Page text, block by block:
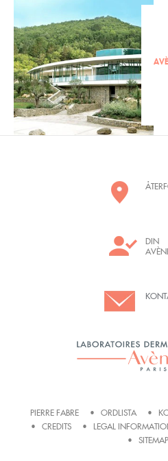
DIN
PIERRE FABRE ORDLISTA
CREDITS
LEGAL
SITEMAP